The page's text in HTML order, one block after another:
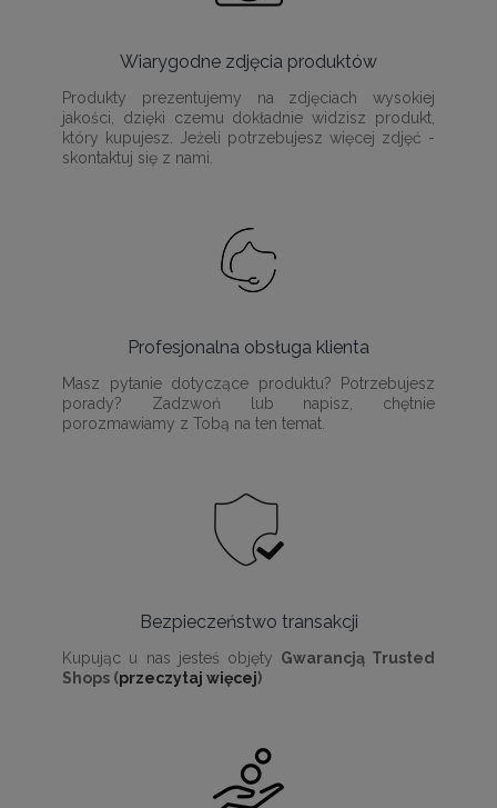
Wiarygodne zdjęcia produktów
Produkty prezentujemy na zdjęciach wysokiej
jakości, dzięki czemu dokładnie widzisz produkt,
który kupujesz. Jeżeli potrzebujesz więcej zdjęć -
skontaktuj się z nami.
Profesjonalna obsługa klienta
Masz pytanie dotyczące produktu? Potrzebujesz
porady? Zadzwoń lub napisz, chętnie
porozmawiamy z Tobą na ten temat.
Bezpieczeństwo transakcji
Kupując u nas jesteś objęty Gwarancją Trusted
Shops (przeczytaj więcej)